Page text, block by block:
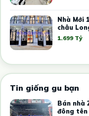
Nhà Mới
châu
1.699 Tỷ
Tin giống gu bạn
Bán nhà
đông